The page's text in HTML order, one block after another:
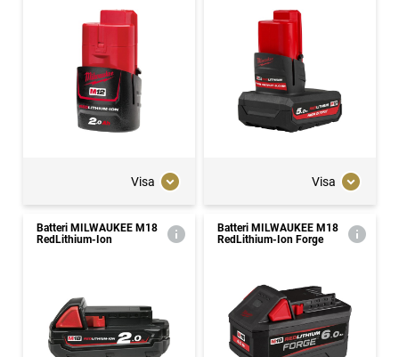
Visa Visa
Batteri MILWAUKEE M18
RedLithium-Ion
Batteri MILWAUKEE M18
RedLithium-Ion Forge